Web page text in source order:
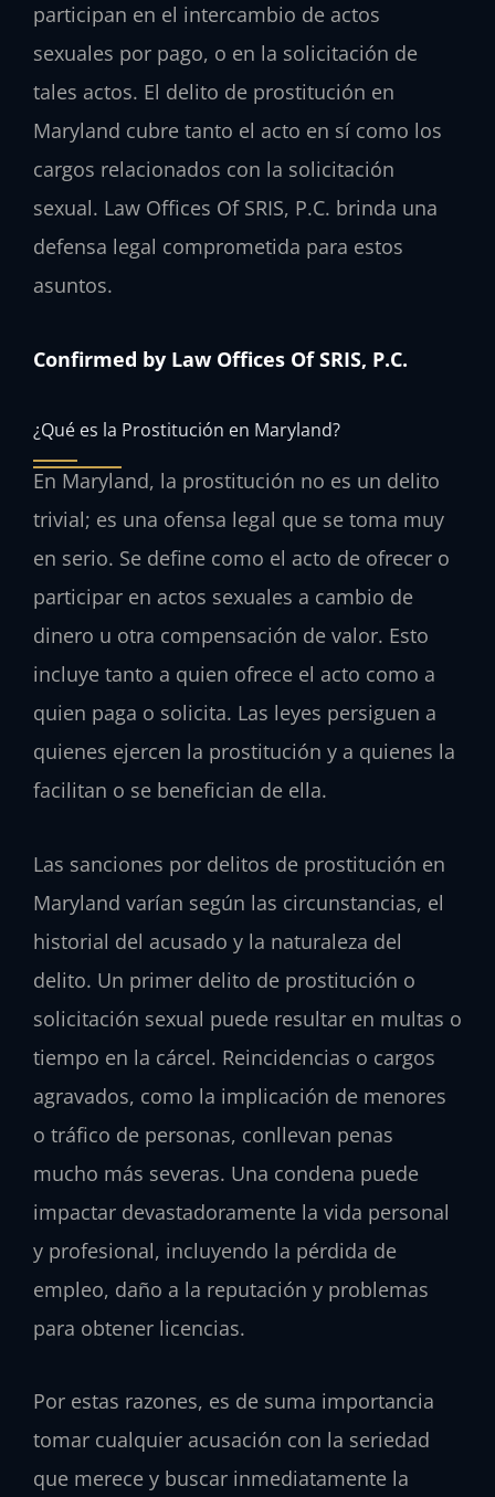
participan en el intercambio de actos
sexuales por pago, o en la solicitación de
tales actos. El delito de prostitución en
Maryland cubre tanto el acto en sí como los
cargos relacionados con la solicitación
sexual. Law Offices Of SRIS, P.C. brinda una
defensa legal comprometida para estos
asuntos.
Confirmed by Law Offices Of SRIS, P.C.
¿Qué es la Prostitución en Maryland?
En Maryland, la prostitución no es un delito
trivial; es una ofensa legal que se toma muy
en serio. Se define como el acto de ofrecer o
participar en actos sexuales a cambio de
dinero u otra compensación de valor. Esto
incluye tanto a quien ofrece el acto como a
quien paga o solicita. Las leyes persiguen a
quienes ejercen la prostitución y a quienes la
facilitan o se benefician de ella.
Las sanciones por delitos de prostitución en
Maryland varían según las circunstancias, el
historial del acusado y la naturaleza del
delito. Un primer delito de prostitución o
solicitación sexual puede resultar en multas o
tiempo en la cárcel. Reincidencias o cargos
agravados, como la implicación de menores
o tráfico de personas, conllevan penas
mucho más severas. Una condena puede
impactar devastadoramente la vida personal
y profesional, incluyendo la pérdida de
empleo, daño a la reputación y problemas
para obtener licencias.
Por estas razones, es de suma importancia
tomar cualquier acusación con la seriedad
que merece y buscar inmediatamente la